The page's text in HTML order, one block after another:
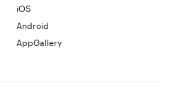
iOS
Android
AppGallery